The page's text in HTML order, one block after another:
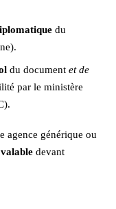
du
du document et de
par le ministère
agence générique ou
devant